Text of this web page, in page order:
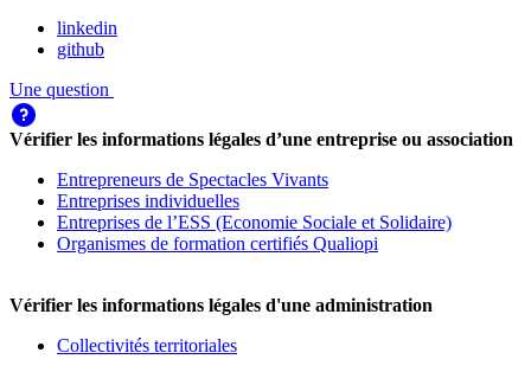
linkedin
github
Une question
Vérifier les informations légales d’une entreprise ou association
Entrepreneurs de Spectacles Vivants
Entreprises individuelles
Entreprises de l’ESS (Economie Sociale et Solidaire)
Organismes de formation certifiés Qualiopi
Vérifier les informations légales d'une administration
Collectivités territoriales